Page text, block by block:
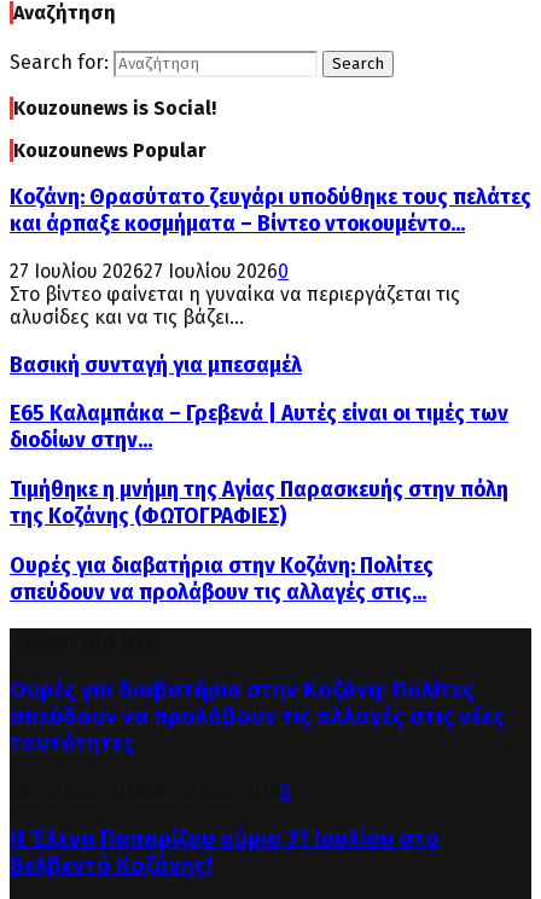
Αναζήτηση
Search for: Search
Kouzounews is Social!
Kouzounews Popular
Κοζάνη: Θρασύτατο ζευγάρι υποδύθηκε τους πελάτες
και άρπαξε κοσμήματα – Βίντεο ντοκουμέντο...
27 Ιουλίου 202627 Ιουλίου 20260
Στο βίντεο φαίνεται η γυναίκα να περιεργάζεται τις
αλυσίδες και να τις βάζει...
Βασική συνταγή για μπεσαμέλ
Ε65 Καλαμπάκα – Γρεβενά | Αυτές είναι οι τιμές των
διοδίων στην...
Τιμήθηκε η μνήμη της Αγίας Παρασκευής στην πόλη
της Κοζάνης (ΦΩΤΟΓΡΑΦΙΕΣ)
Ουρές για διαβατήρια στην Κοζάνη: Πολίτες
σπεύδουν να προλάβουν τις αλλαγές στις...
Ουρές για διαβατήρια στην Κοζάνη: Πολίτες
σπεύδουν να προλάβουν τις αλλαγές στις νέες
ταυτότητες
0
Η Έλενα Παπαρίζου αύριο 31 Ιουλίου στο
Βελβεντό Κοζάνης!